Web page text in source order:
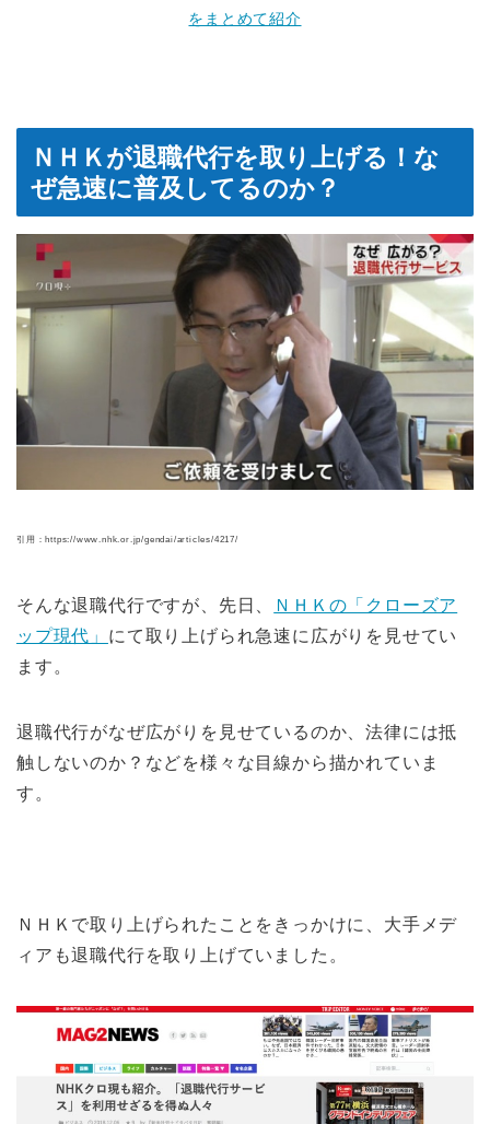
をまとめて紹介
ＮＨＫが退職代行を取り上げる！な
ぜ急速に普及してるのか？
引用：https://www.nhk.or.jp/gendai/articles/4217/
そんな退職代行ですが、先日、
ＮＨＫの「クローズア
ップ現代」 にて取り上げられ急速に広がりを見せてい
ます。
退職代行がなぜ広がりを見せているのか、法律には抵
触しないのか？などを様々な目線から描かれていま
す。
ＮＨＫで取り上げられたことをきっかけに、大手メデ
ィアも退職代行を取り上げていました。